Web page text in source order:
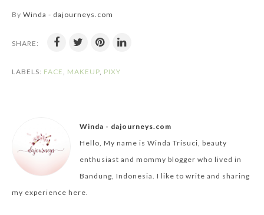
By Winda - dajourneys.com
SHARE:
LABELS: FACE, MAKEUP, PIXY
Winda - dajourneys.com
Hello, My name is Winda Trisuci, beauty
enthusiast and mommy blogger who lived in
Bandung, Indonesia. I like to write and sharing
my experience here.